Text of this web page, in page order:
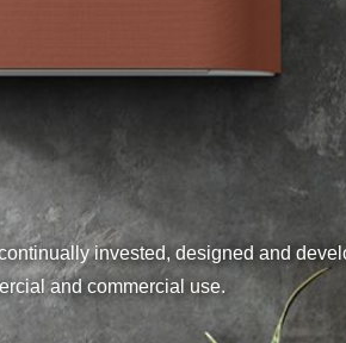
invested, designed and
and commercial use.